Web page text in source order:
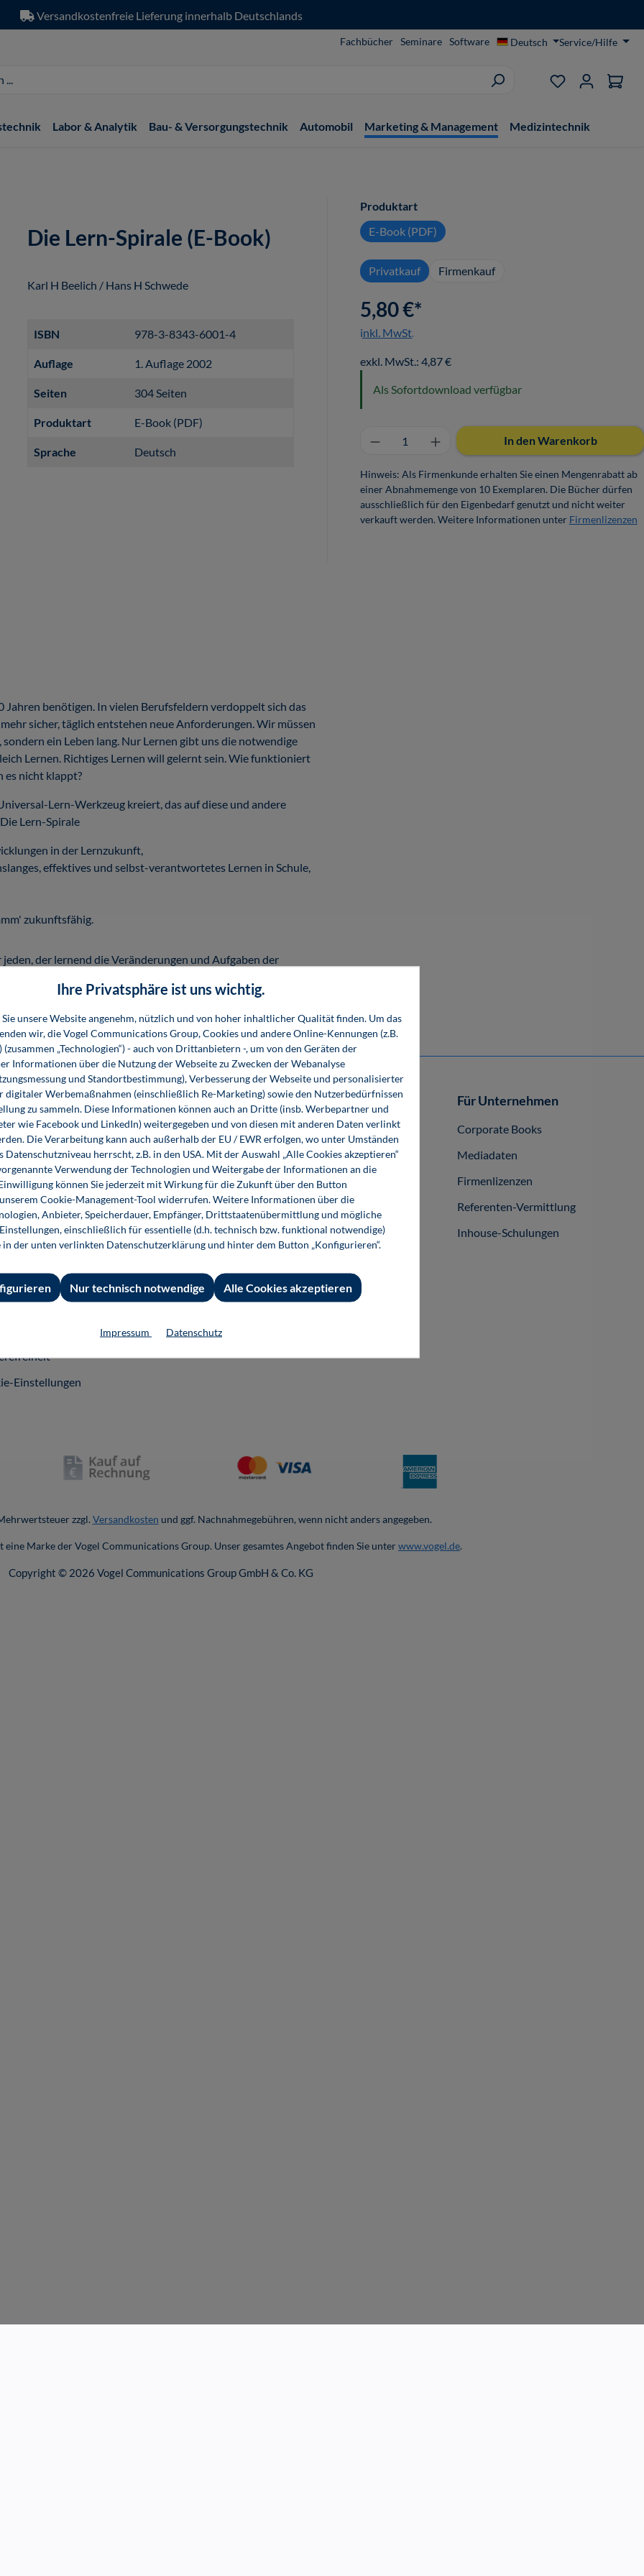
Versandkostenfreie Lieferung innerhalb Deutschlands
Fachbücher Seminare Software Deutsch Service/Hilfe
Du hast 0
Labor & Analytik Bau- & Versorgungstechnik Automobil Marketing & Management Medizintechnik
Die Lern-Spirale (E-Book)
Karl H Beelich / Hans H Schwede
ISBN 978-3-8343-6001-4
Auflage 1. Auflage 2002
Seiten 304 Seiten
Produktart E-Book (PDF)
Sprache Deutsch
Produktartauswählen
E-Book (PDF)
Privatkauf Firmenkauf
5,80 €*
inkl. MwSt.
exkl. MwSt.: 4,87 €
Als Sofortdownload verfügbar
Produkt Anzahl: Gib denIn den Warenkorb
Hinweis: Als Firmenkunde erhalten Sie einen Mengenrabatt ab
einer Abnahmemenge von 10 Exemplaren. Die Bücher dürfen
ausschließlich für den Eigenbedarf genutzt und nicht weiter
verkauft werden. Weitere Informationen unter Firmenlizenzen
benötigen. In vielen Berufsfeldern verdoppelt sich das
sicher, täglich entstehen neue Anforderungen. Wir müssen
ein Leben lang. Nur Lernen gibt uns die notwendige
Lernen. Richtiges Lernen will gelernt sein. Wie funktioniert
es nicht klappt?
Lern-Werkzeug kreiert, das auf diese und andere
Lern-Spirale
in der Lernzukunft,
effektives und selbst-verantwortetes Lernen in Schule,
zukunftsfähig.
der lernend die Veränderungen und Aufgaben der
und andere in Bildungseinrichtungen Tätige erfahren
zu organisieren und gestalten ist.
Informationen
widerrufen
und
Einstellungen
Shop-Service
Ansprechpartner
Support
InfoClick
Prüfstückbestellung
Nutzungsrechte
Für Autor-/innen
Fachbuch publizieren
Für Unternehmen
Corporate Books
Mediadaten
Firmenlizenzen
Referenten-Vermittlung
Inhouse-Schulungen
zzgl. Versandkosten und ggf. Nachnahmegebühren, wenn nicht anders angegeben.
Marke der Vogel Communications Group. Unser gesamtes Angebot finden Sie unterwww.vogel.de.
Copyright © 2026 Vogel Communications Group GmbH & Co. KG
Ihre Privatsphäre ist uns wichtig.
unsere Website angenehm, nützlich und von hoher inhaltlicher Qualität finden. Um das
wir, die Vogel Communications Group, Cookies und andere Online-Kennungen (z.B.
„Technologien“) - auch von Drittanbietern -, um von den Geräten der
Informationen über die Nutzung der Webseite zu Zwecken der Webanalyse
und Standortbestimmung), Verbesserung der Webseite und personalisierter
digitaler Werbemaßnahmen (einschließlich Re-Marketing) sowie den Nutzerbedürfnissen
zu sammeln. Diese Informationen können auch an Dritte (insb. Werbepartner und
wie Facebook und LinkedIn) weitergegeben und von diesen mit anderen Daten verlinkt
Die Verarbeitung kann auch außerhalb der EU / EWR erfolgen, wo unter Umständen
Datenschutzniveau herrscht, z.B. in den USA. Mit der Auswahl „Alle Cookies akzeptieren“
Verwendung der Technologien und Weitergabe der Informationen an die
können Sie jederzeit mit Wirkung für die Zukunft über den Button
Cookie-Management-Tool widerrufen. Weitere Informationen über die
Anbieter, Speicherdauer, Empfänger, Drittstaatenübermittlung und mögliche
einschließlich für essentielle (d.h. technisch bzw. funktional notwendige)
in der unten verlinkten Datenschutzerklärung und hinter dem Button „Konfigurieren“.
Nur technisch notwendige Alle Cookies akzeptieren
Impressum Datenschutz